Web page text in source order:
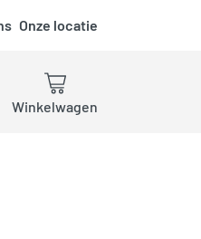
Onze locatie
Winkelwagen